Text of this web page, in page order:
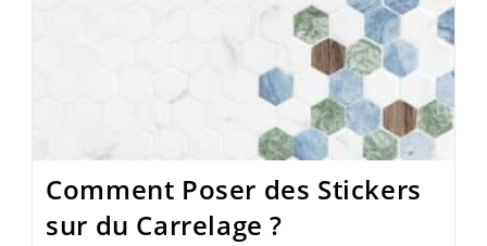
Comment Poser des Stickers
sur du Carrelage ?